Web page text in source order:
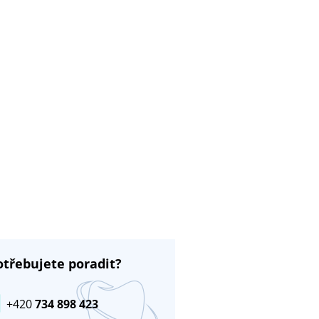
poradit?
+420734 898 423